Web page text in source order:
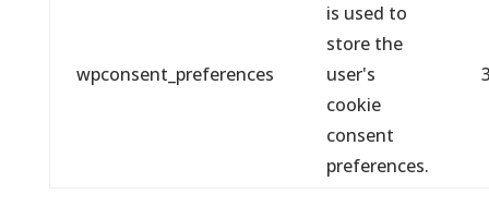
wpconsent_preferences
is used to
store the
user's
cookie
consent
preferences.